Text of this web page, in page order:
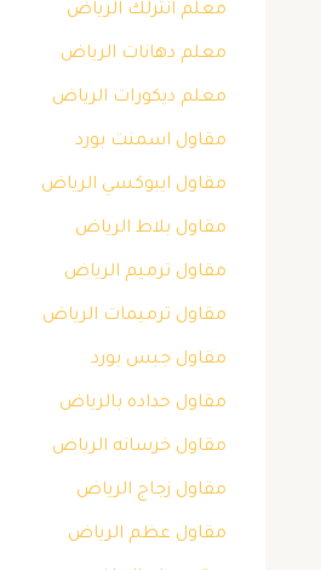
معلم انترلك الرياض
معلم دهانات الرياض
معلم ديكورات الرياض
مقاول اسمنت بورد
مقاول ايبوكسي الرياض
مقاول بلاط الرياض
مقاول ترميم الرياض
مقاول ترميمات الرياض
مقاول جبس بورد
مقاول حداده بالرياض
مقاول خرسانه الرياض
مقاول زجاج الرياض
مقاول عظم الرياض